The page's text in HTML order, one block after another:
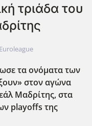
τριάδα του
Euroleague
τα ονόματα των
στον αγώνα
Μαδρίτης, στα
playoffs της